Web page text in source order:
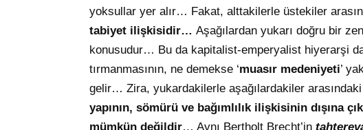
yoksullar yer alır… Fakat, alttakilerle üstekiler
tabiyet ilişkisidir… Aşağılardan yukarı doğru bir
konusudur… Bu da kapitalist-emperyalist hiyerarşi
tırmanmasının, ne demekse ‘muasır medeniyeti’
gelir… Zira, yukardakilerle aşağılardakiler
yapının, sömürü ve bağımlılık ilişkisinin dışına
mümkün değildir… Aynı Bertholt Brecht’in